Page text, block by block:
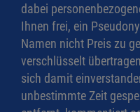
dabei
Ihnen frei, ein
Namen nicht Preis zu
verschlüsselt
sich damit
unbestimmte Zeit